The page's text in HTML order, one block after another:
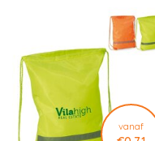
Leveringsvoorwaarden
vanaf